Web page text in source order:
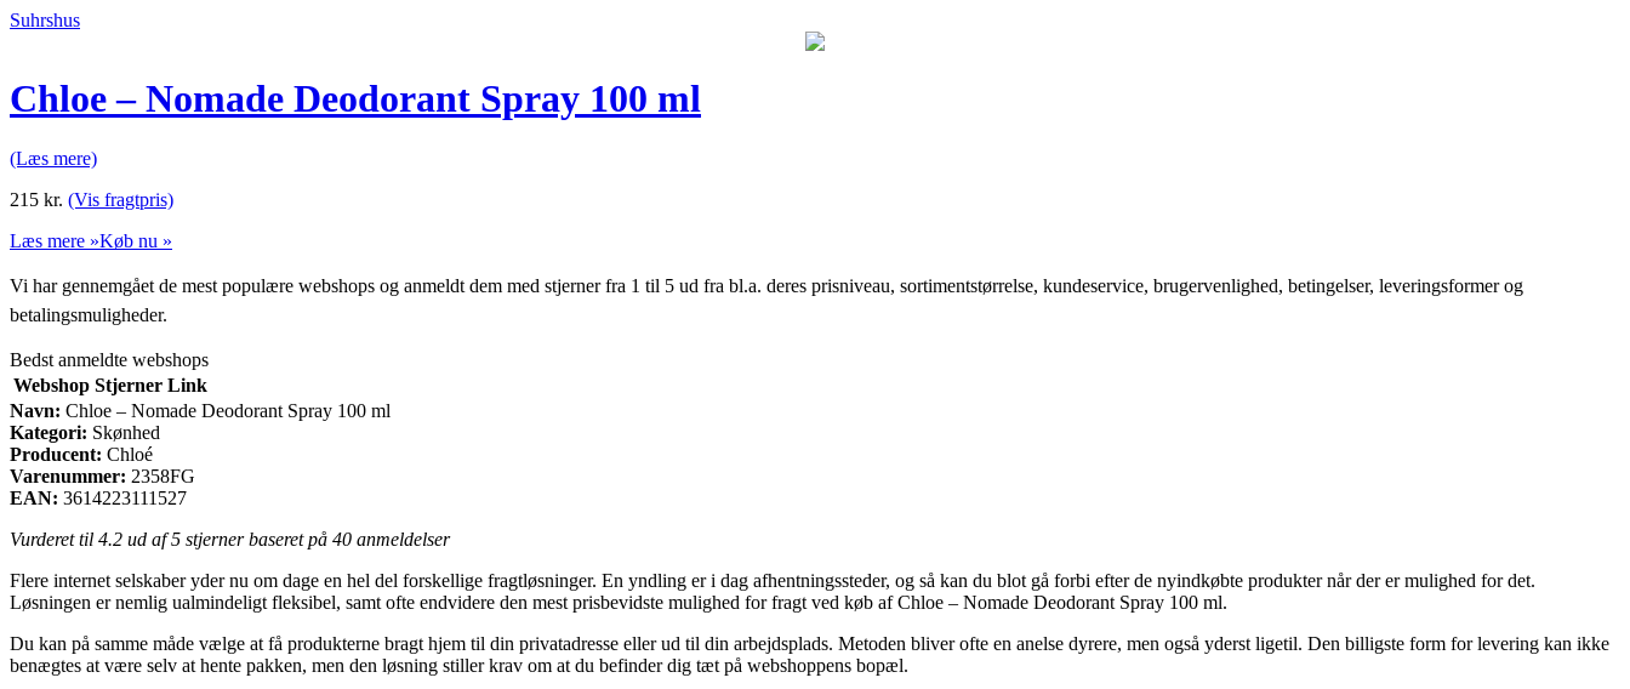
Suhrshus
Chloe – Nomade Deodorant Spray 100 ml
(Læs mere)
215 kr. (Vis fragtpris)
Læs mere »Køb nu »
Vi har gennemgået de mest populære webshops og anmeldt dem med stjerner fra 1 til 5 ud fra bl.a. deres prisniveau, sortimentstørrelse, kundeservice, brugervenlighed, betingelser, leveringsformer og
betalingsmuligheder.
Bedst anmeldte webshops
Webshop Stjerner Link
Navn: Chloe – Nomade Deodorant Spray 100 ml
Kategori: Skønhed
Producent: Chloé
Varenummer: 2358FG
EAN: 3614223111527
Vurderet til 4.2 ud af 5 stjerner baseret på 40 anmeldelser
Flere internet selskaber yder nu om dage en hel del forskellige fragtløsninger. En yndling er i dag afhentningssteder, og så kan du blot gå forbi efter de nyindkøbte produkter når der er mulighed for det.
Løsningen er nemlig ualmindeligt fleksibel, samt ofte endvidere den mest prisbevidste mulighed for fragt ved køb af Chloe – Nomade Deodorant Spray 100 ml.
Du kan på samme måde vælge at få produkterne bragt hjem til din privatadresse eller ud til din arbejdsplads. Metoden bliver ofte en anelse dyrere, men også yderst ligetil. Den billigste form for levering kan ikke
benægtes at være selv at hente pakken, men den løsning stiller krav om at du befinder dig tæt på webshoppens bopæl.